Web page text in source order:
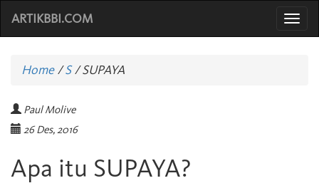
ARTIKBBI.COM
Home/S /SUPAYA
Paul Molive
26 Des, 2016
Apa itu SUPAYA?